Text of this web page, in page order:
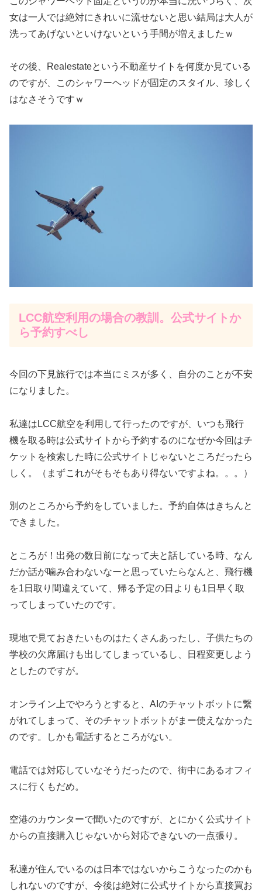
女は一人では絶対にきれいに流せないと思い結局は大人が
洗ってあげないといけないという手間が増えましたｗ
その後、Realestateという不動産サイトを何度か見ている
のですが、このシャワーヘッドが固定のスタイル、珍しく
はなさそうですｗ
LCC航空利用の場合の教訓。公式サイトか
ら予約すべし
今回の下見旅行では本当にミスが多く、自分のことが不安
になりました。
私達はLCC航空を利用して行ったのですが、いつも飛行
機を取る時は公式サイトから予約するのになぜか今回はチ
ケットを検索した時に公式サイトじゃないところだったら
しく。（まずこれがそもそもあり得ないですよね。。。）
別のところから予約をしていました。予約自体はきちんと
できました。
ところが！出発の数日前になって夫と話している時、なん
だか話が噛み合わないなーと思っていたらなんと、飛行機
を1日取り間違えていて、帰る予定の日よりも1日早く取
ってしまっていたのです。
現地で見ておきたいものはたくさんあったし、子供たちの
学校の欠席届けも出してしまっているし、日程変更しよう
としたのですが。
オンライン上でやろうとすると、AIのチャットボットに繋
がれてしまって、そのチャットボットがまー使えなかった
のです。しかも電話するところがない。
電話では対応していなそうだったので、街中にあるオフィ
スに行くもだめ。
空港のカウンターで聞いたのですが、とにかく公式サイト
からの直接購入じゃないから対応できないの一点張り。
私達が住んでいるのは日本ではないからこうなったのかも
しれないのですが、今後は絶対に公式サイトから直接買お